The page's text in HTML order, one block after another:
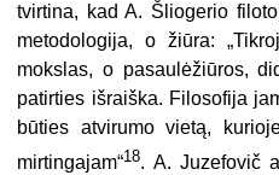
tvirtina, kad A. Šliogerio
metodologija, o žiūra:
mokslas, o pasaulėžiūros,
patirties išraiška. Filosofija
būties atvirumo vietą,
mirtingajam“18. A. Juzefovič